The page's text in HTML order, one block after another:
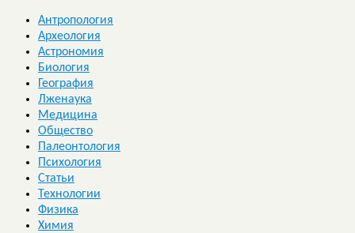
Антропология
Археология
Астрономия
Биология
География
Лженаука
Медицина
Общество
Палеонтология
Психология
Статьи
Технологии
Физика
Химия